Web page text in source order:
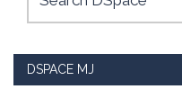
DSPACE MJ